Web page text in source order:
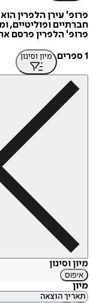
פרופ' עירן הלפרין
חברתיים
פרופ' הלפרין פרסם ארבעה ספרים אקדמיים וכ־250
1 ספרים
מיון וסינון
מיון וסינון
איפוס
מיון